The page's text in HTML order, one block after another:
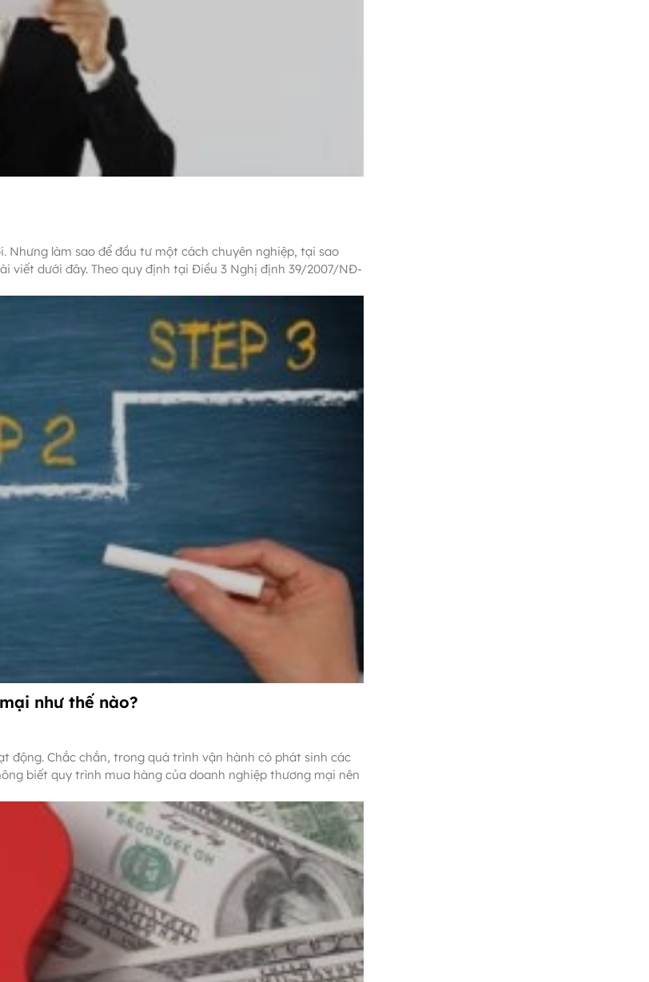
làm sao để đầu tư một cách chuyên nghiệp, tại sao
viết dưới đây. Theo quy định tại Điều 3 Nghị định 39/2007/NĐ-
như thế nào?
động. Chắc chắn, trong quá trình vận hành có phát sinh các
biết quy trình mua hàng của doanh nghiệp thương mại nên